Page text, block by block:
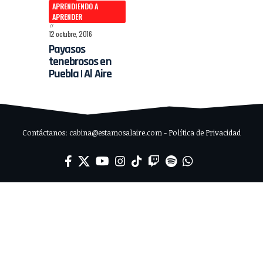
APRENDIENDO A
APRENDER
12 octubre, 2016
Payasos
tenebrosos en
Puebla | Al Aire
Contáctanos: cabina@estamosalaire.com - Política de Privacidad